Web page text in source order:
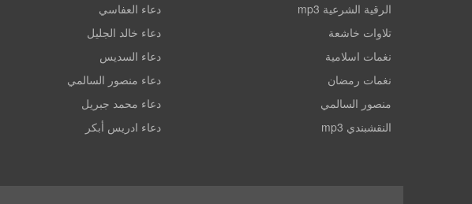
الرقية الشرعية mp3
تلاوات خاشعة
نغمات اسلامية
نغمات رمضان
منصور السالمي
النقشبندي mp3
دعاء العفاسي
دعاء خالد الجليل
دعاء السديس
دعاء منصور السالمي
دعاء محمد جبريل
دعاء ادريس أبكر